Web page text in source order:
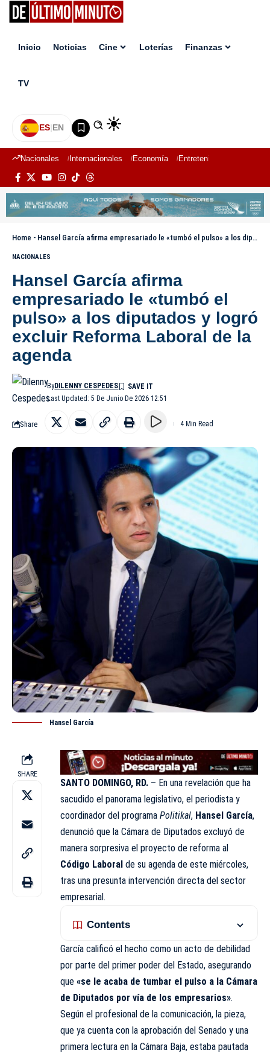
Inicio Noticias Cine Loterías Finanzas
TV
ES|EN
Nacionales Internacionales Economía Entretenimiento
Home - Hansel García afirma empresariado le «tumbó el pulso» a los diputados y logró excluir Reforma Laboral de la agenda
NACIONALES
Hansel García afirma
empresariado le «tumbó el
pulso» a los diputados y logró
excluir Reforma Laboral de la
agenda
Last Updated: 5 De Junio De 2026 12:51
ByDILENNY CESPEDES
Share 4 Min Read
Hansel García
SHARE
SANTO DOMINGO, RD. – En una revelación que ha
sacudido el panorama legislativo, el periodista y
coordinador del programa Politikal, Hansel García,
denunció que la Cámara de Diputados excluyó de
manera sorpresiva el proyecto de reforma al
Código Laboral de su agenda de este miércoles,
tras una presunta intervención directa del sector
empresarial.
Contents
García calificó el hecho como un acto de debilidad
por parte del primer poder del Estado, asegurando
que «se le acaba de tumbar el pulso a la Cámara
de Diputados por vía de los empresarios».
Según el profesional de la comunicación, la pieza,
que ya cuenta con la aprobación del Senado y una
primera lectura en la Cámara Baja, estaba pautada